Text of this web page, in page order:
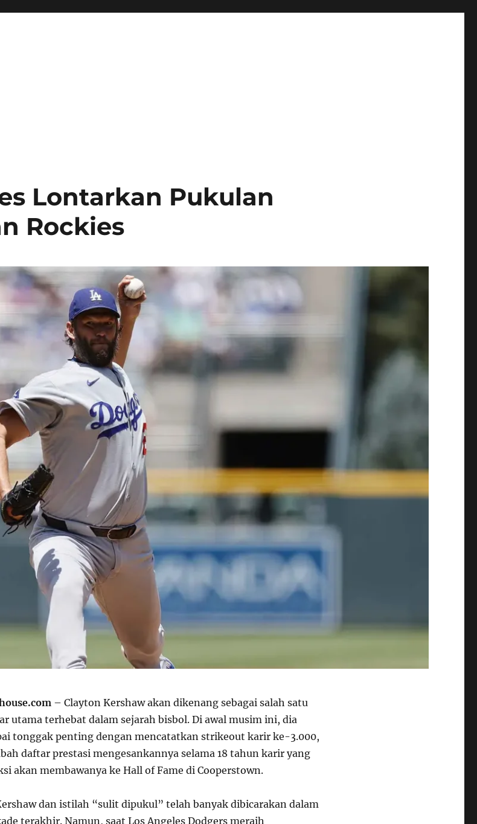
Lontarkan Pukulan
Rockies
– Clayton Kershaw akan dikenang sebagai salah satu
utama terhebat dalam sejarah bisbol. Di awal musim ini, dia
tonggak penting dengan mencatatkan strikeout karir ke-3.000,
daftar prestasi mengesankannya selama 18 tahun karir yang
akan membawanya ke Hall of Fame di Cooperstown.
dan istilah “sulit dipukul” telah banyak dibicarakan dalam
terakhir. Namun, saat Los Angeles Dodgers meraih